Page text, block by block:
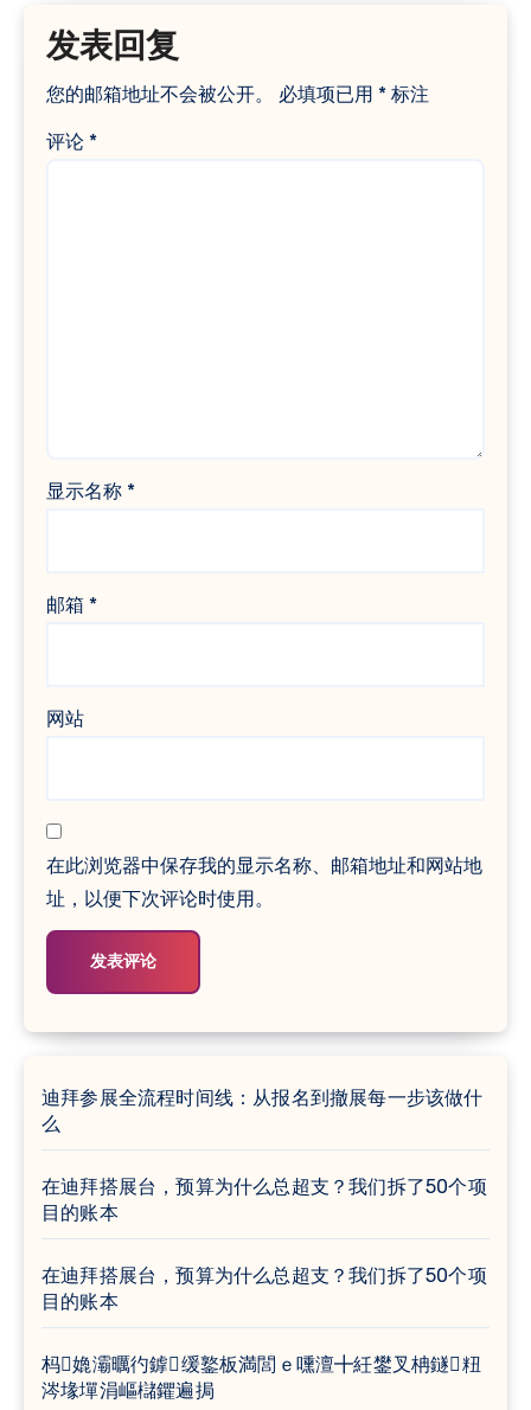
发表回复
您的邮箱地址不会被公开。 必填项已用 * 标注
评论 *
显示名称 *
邮箱 *
网站
在此浏览器中保存我的显示名称、邮箱地址和网站地
址，以便下次评论时使用。
迪拜参展全流程时间线：从报名到撤展每一步该做什
么
在迪拜搭展台，预算为什么总超支？我们拆了50个项
目的账本
在迪拜搭展台，预算为什么总超支？我们拆了50个项
目的账本
杩嫓灞曞彴鎼缓鐜板満閭ｅ嚑澶╋紝鐢叉柟鐩粈
涔堟墠涓嶇櫧鑺遍挶